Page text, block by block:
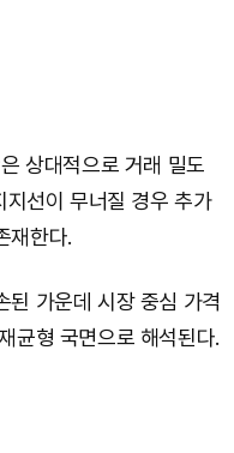
상대적으로 거래 밀도
선이 무너질 경우 추가
재한다.
된 가운데 시장 중심 가격
균형 국면으로 해석된다.